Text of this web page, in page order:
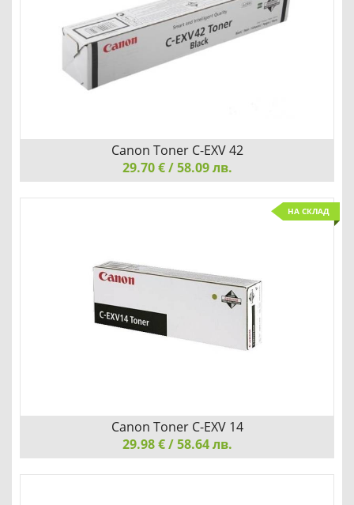
Сравни
Canon Toner C-EXV 42
29.70 € / 58.09 лв.
НА СКЛАД
Canon Toner C-EXV 14
29.98 € / 58.64 лв.